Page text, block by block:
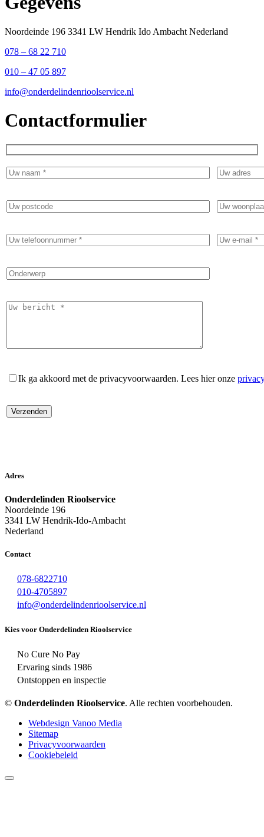
Noordeinde 196 3341 LW Hendrik Ido Ambacht Nederland
078 – 68 22 710
010 – 47 05 897
info@onderdelindenrioolservice.nl
Contactformulier
Ik ga akkoord met de privacyvoorwaarden. Lees hier onze
Adres
Onderdelinden Rioolservice
Noordeinde 196
3341 LW Hendrik-Ido-Ambacht
Nederland
Contact
078-6822710
010-4705897
info@onderdelindenrioolservice.nl
Kies voor Onderdelinden Rioolservice
No Cure No Pay
Ervaring sinds 1986
Ontstoppen en inspectie
© Onderdelinden Rioolservice. Alle rechten voorbehouden.
Webdesign Vanoo Media
Sitemap
Privacyvoorwaarden
Cookiebeleid